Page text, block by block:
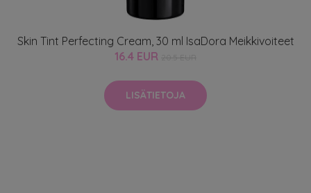
Skin Tint Perfecting Cream, 30 ml IsaDora Meikkivoiteet
16.4 EUR
LISÄTIETOJA